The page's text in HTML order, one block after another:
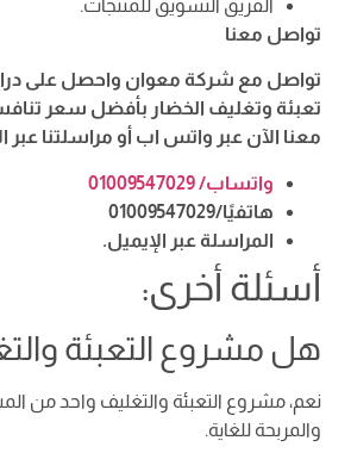
الفريق التسويق للمنتجات.
تواصل معنا
تواصل مع شركة معوان واحصل على
تعبئة وتغليف الخضار بأفضل سعر
معنا الآن عبر واتس اب أو مراسلتنا عبر
واتساب/ 01009547029
هاتفيًا/01009547029
المراسلة عبر الإيميل.
أسئلة أخرى:
هل مشروع التعبئة
نعم، مشروع التعبئة والتغليف واحد من
والمربحة للغاية.